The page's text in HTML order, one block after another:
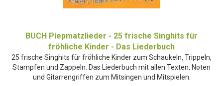
BUCH Piepmatzlieder - 25 frische Singhits für
fröhliche Kinder - Das Liederbuch
25 frische Singhits für fröhliche Kinder zum Schaukeln, Trippeln,
Stampfen und Zappeln: Das Liederbuch mit allen Texten, Noten
und Gitarrengriffen zum Mitsingen und Mitspielen.